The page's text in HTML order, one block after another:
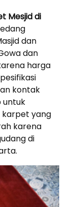
Mesjid di
dan
dan
harga
kontak
untuk
yang
karena
di